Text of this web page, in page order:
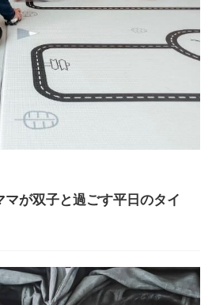
マが双子と過ごす平日のタイ